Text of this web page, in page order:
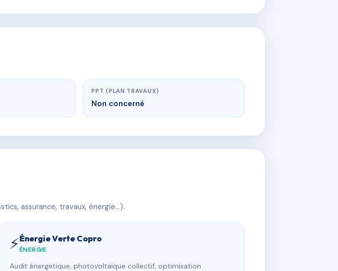
PPT (PLAN TRAVAUX)
Non concerné
assurance, travaux, énergie…).
⚡Énergie Verte Copro
ÉNERGIE
Audit énergétique, photovoltaïque collectif, optimisation